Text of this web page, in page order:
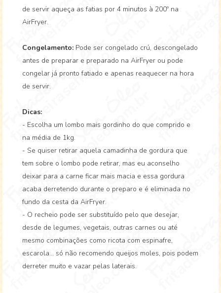
de servir aqueça as fatias por 4 minutos à 200º na
AirFryer.
Congelamento: Pode ser congelado crú, descongelado
antes de preparar e preparado na AirFryer ou pode
congelar já pronto fatiado e apenas reaquecer na hora
de servir.
Dicas:
- Escolha um lombo mais gordinho do que comprido e
na média de 1kg.
- Se quiser retirar aquela camadinha de gordura que
tem sobre o lombo pode retirar, mas eu aconselho
deixar para a carne ficar mais macia e essa gordura
acaba derretendo durante o preparo e é eliminada no
fundo da cesta da AirFryer.
- O recheio pode ser substituído pelo que desejar,
desde de legumes, vegetais, outras carnes ou até
mesmo combinações como ricota com espinafre,
escarola... só não recomendo queijos moles, pois podem
derreter muito e vazar pelas laterais.